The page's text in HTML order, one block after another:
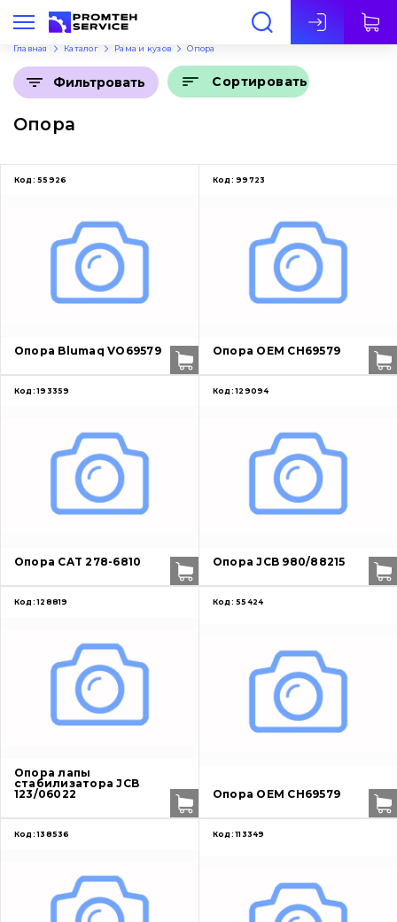
Рус
Главная Каталог Рама и кузов Опора
Опора
Фильтровать Сортировать
Код: 55926
Опора Blumaq VO69579
Код: 99723
Опора OEM CH69579
Код: 193359
Опора CAT 278-6810
Код: 129094
Опора JCB 980/88215
Код: 128819
Опора лапы
стабилизатора JCB
123/06022
Код: 55424
Опора OEM CH69579
Код: 138536 Код: 113349